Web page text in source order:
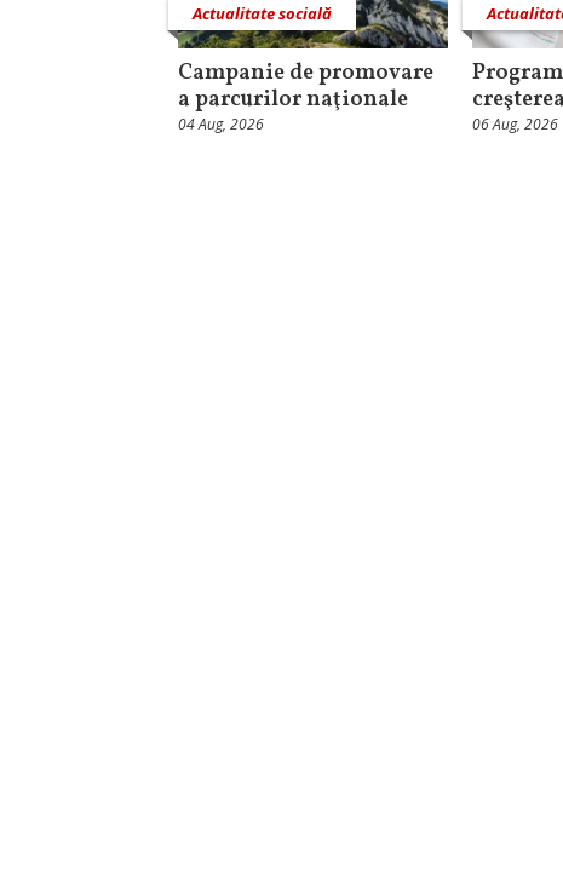
Actualitate socială
Campanie de promovare
a parcurilor naţionale
04 Aug, 2026 06 Aug, 2026